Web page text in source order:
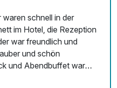
schnell in der
im Hotel, die Rezeption
war freundlich und
und schön
und Abendbuffet war
frisch befüllt.